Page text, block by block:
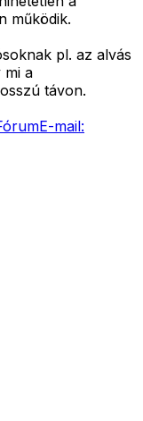
működik.
pl. az alvás
mi a
távon.
E-mail: